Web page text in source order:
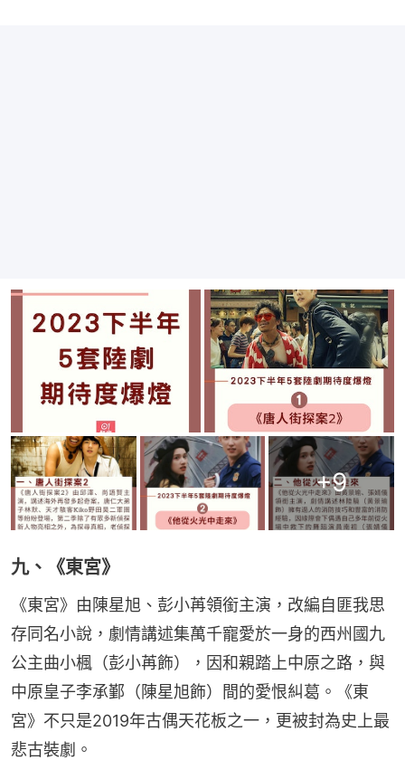
+9
九、《東宮》
《東宮》由陳星旭、彭小苒領銜主演，改編自匪我思
存同名小說，劇情講述集萬千寵愛於一身的西州國九
公主曲小楓（彭小苒飾），因和親踏上中原之路，與
中原皇子李承鄞（陳星旭飾）間的愛恨糾葛。《東
宮》不只是2019年古偶天花板之一，更被封為史上最
悲古裝劇。